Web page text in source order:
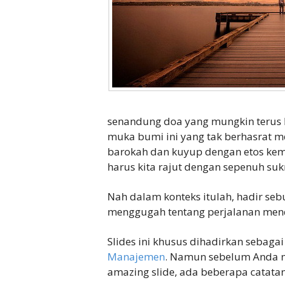
senandung doa yang mungkin
muka bumi ini yang tak berhasrat
barokah dan kuyup dengan etos
harus kita rajut dengan sepenuh
Nah dalam konteks itulah, hadir
menggugah tentang perjalanan
Slides ini khusus dihadirkan
Manajemen. Namun sebelum
amazing slide, ada beberapa